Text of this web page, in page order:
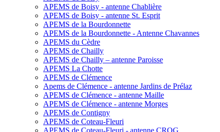
APEMS de Boisy - antenne Chablière
APEMS de Boisy - antenne St. Esprit
APEMS de la Bourdonnette
APEMS de la Bourdonnette - Antenne Chavannes
APEMS du Cèdre
APEMS de Chailly
APEMS de Chailly – antenne Paroisse
APEMS La Chotte
APEMS de Clémence
Apems de Clémence - antenne Jardins de Prélaz
APEMS de Clémence - antenne Maille
APEMS de Clémence - antenne Morges
APEMS de Contigny
APEMS de Coteau-Fleuri
APEMS de Coteau-Fleuri - antenne CROG